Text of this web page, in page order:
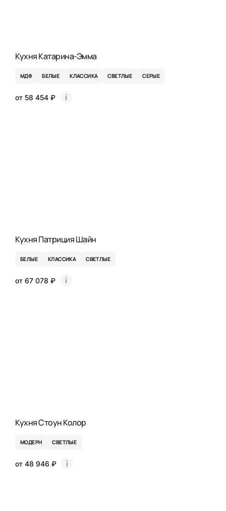
Кухня Катарина-Эмма
МДФ БЕЛЫЕ КЛАССИКА СВЕТЛЫЕ СЕРЫЕ
от 58 454 ₽
Кухня Патриция Шайн
БЕЛЫЕ КЛАССИКА СВЕТЛЫЕ
от 67 078 ₽
Кухня Стоун Колор
МОДЕРН СВЕТЛЫЕ
от 48 946 ₽